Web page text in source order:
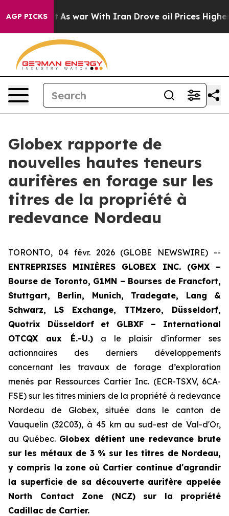
AGP PICKS
As war With Iran Drove oil Prices Higher, Trump
Globex rapporte de
nouvelles hautes teneurs
aurifères en forage sur les
titres de la propriété à
redevance Nordeau
TORONTO, 04 févr. 2026 (GLOBE NEWSWIRE) --
ENTREPRISES MINIÈRES GLOBEX INC. (GMX –
Bourse de Toronto, G1MN – Bourses de Francfort,
Stuttgart, Berlin, Munich, Tradegate, Lang &
Schwarz, LS Exchange, TTMzero, Düsseldorf,
Quotrix Düsseldorf
et GLBXF – International
OTCQX aux É.-U.)a le plaisir d'informer ses
actionnaires des derniers développements
concernant les travaux de forage d’exploration
menés par Ressources Cartier Inc. (ECR-TSXV, 6CA-
FSE) sur les titres miniers de la propriété à redevance
Nordeau de Globex, située dans le canton de
Vauquelin (32C03), à 45 km au sud-est de Val-d'Or,
au Québec. Globex détient une redevance brute
sur les métaux de 3 % sur les titres de Nordeau,
y compris la zone où Cartier continue d'agrandir
la superficie de sa découverte aurifère appelée
North Contact Zone (NCZ) sur la propriété
Cadillac de Cartier.